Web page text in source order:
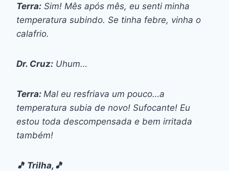
Terra: Sim! Mês após mês, eu senti minha
temperatura subindo. Se tinha febre, vinha o
calafrio.
Dr. Cruz: Uhum…
Terra: Mal eu resfriava um pouco…a
temperatura subia de novo! Sufocante! Eu
estou toda descompensada e bem irritada
também!
🎵 Trilha,🎵